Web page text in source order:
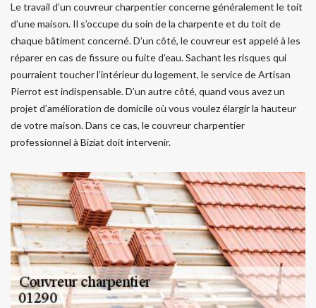
Le travail d’un couvreur charpentier concerne généralement le toit
d’une maison. Il s’occupe du soin de la charpente et du toit de
chaque bâtiment concerné. D’un côté, le couvreur est appelé à les
réparer en cas de fissure ou fuite d’eau. Sachant les risques qui
pourraient toucher l’intérieur du logement, le service de Artisan
Pierrot est indispensable. D’un autre côté, quand vous avez un
projet d’amélioration de domicile où vous voulez élargir la hauteur
de votre maison. Dans ce cas, le couvreur charpentier
professionnel à Biziat doit intervenir.